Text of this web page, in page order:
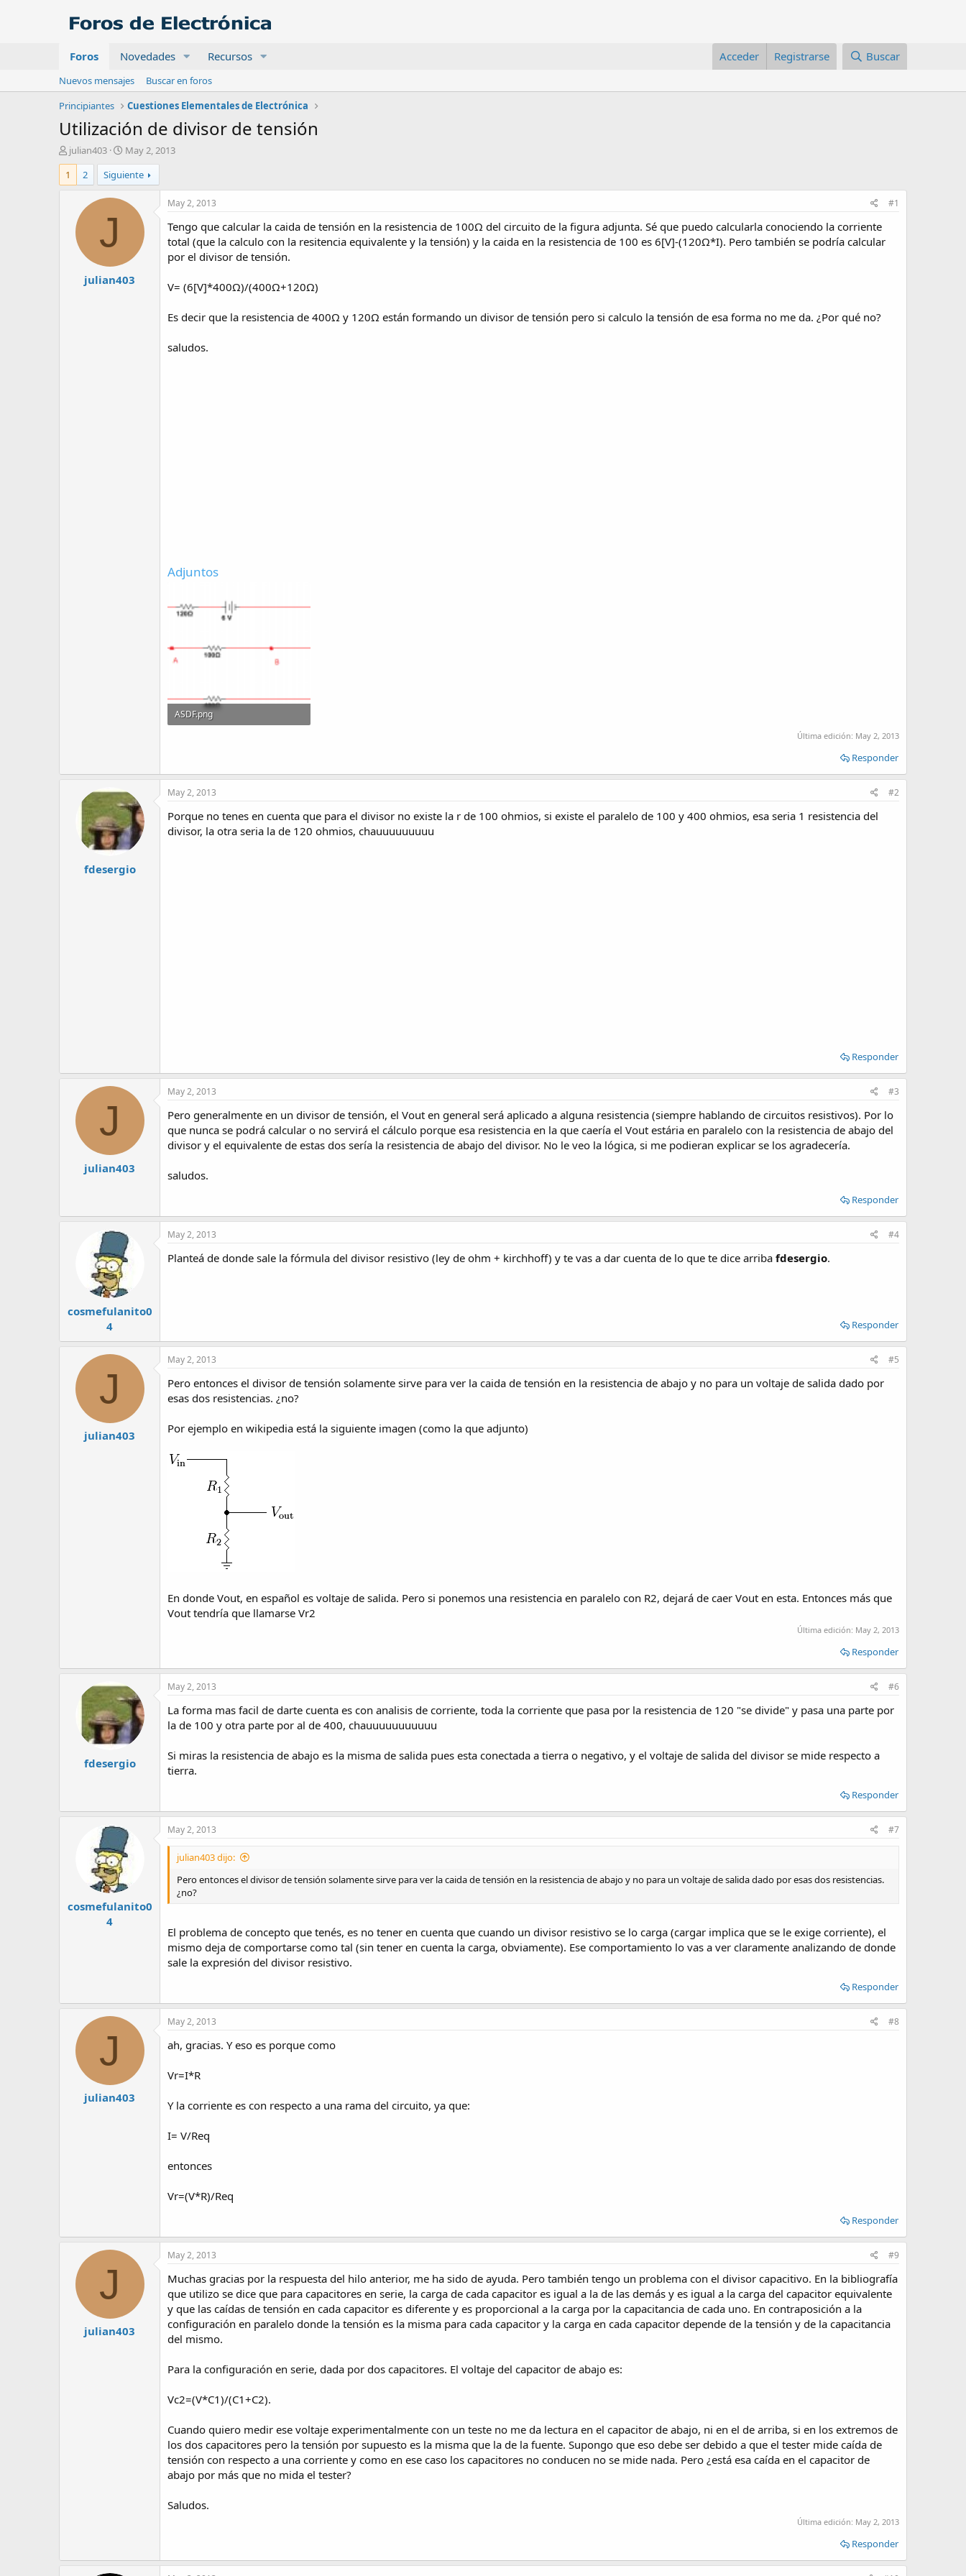
Foros Novedades Recursos Acceder Registrarse Buscar
Nuevos mensajes
Buscar en foros
Principiantes
Cuestiones Elementales de Electrónica
Utilización de divisor de tensión
A
u
t
o
julian403
F
e
c
h
a
i
c
May 2, 2013
1
2 Siguiente
J
julian403
May 2, 2013 #1
Tengo que calcular la caida de tensión en la resistencia de 100Ω del circuito de la figura adjunta. Sé que puedo calcularla conociendo la corriente
total (que la calculo con la resitencia equivalente y la tensión) y la caida en la resistencia de 100 es 6[V]-(120Ω*I). Pero también se podría calcular
por el divisor de tensión.
V= (6[V]*400Ω)/(400Ω+120Ω)
Es decir que la resistencia de 400Ω y 120Ω están formando un divisor de tensión pero si calculo la tensión de esa forma no me da. ¿Por qué no?
saludos.
Adjuntos
ASDF.png
Última edición: May 2, 2013
Responder
fdesergio
May 2, 2013 #2
Porque no tenes en cuenta que para el divisor no existe la r de 100 ohmios, si existe el paralelo de 100 y 400 ohmios, esa seria 1 resistencia del
divisor, la otra seria la de 120 ohmios, chauuuuuuuuu
Responder
J
julian403
May 2, 2013 #3
Pero generalmente en un divisor de tensión, el Vout en general será aplicado a alguna resistencia (siempre hablando de circuitos resistivos). Por lo
que nunca se podrá calcular o no servirá el cálculo porque esa resistencia en la que caería el Vout estária en paralelo con la resistencia de abajo del
divisor y el equivalente de estas dos sería la resistencia de abajo del divisor. No le veo la lógica, si me podieran explicar se los agradecería.
saludos.
Responder
cosmefulanito0
4
May 2, 2013 #4
Planteá de donde sale la fórmula del divisor resistivo (ley de ohm + kirchhoff) y te vas a dar cuenta de lo que te dice arriba fdesergio.
Responder
J
julian403
May 2, 2013 #5
Pero entonces el divisor de tensión solamente sirve para ver la caida de tensión en la resistencia de abajo y no para un voltaje de salida dado por
esas dos resistencias. ¿no?
Por ejemplo en wikipedia está la siguiente imagen (como la que adjunto)
En donde Vout, en español es voltaje de salida. Pero si ponemos una resistencia en paralelo con R2, dejará de caer Vout en esta. Entonces más que
Vout tendría que llamarse Vr2
Última edición: May 2, 2013
Responder
fdesergio
May 2, 2013 #6
La forma mas facil de darte cuenta es con analisis de corriente, toda la corriente que pasa por la resistencia de 120 "se divide" y pasa una parte por
la de 100 y otra parte por al de 400, chauuuuuuuuuuu
Si miras la resistencia de abajo es la misma de salida pues esta conectada a tierra o negativo, y el voltaje de salida del divisor se mide respecto a
tierra.
Responder
cosmefulanito0
4
May 2, 2013 #7
julian403 dijo:
Pero entonces el divisor de tensión solamente sirve para ver la caida de tensión en la resistencia de abajo y no para un voltaje de salida dado por esas dos resistencias.
¿no?
El problema de concepto que tenés, es no tener en cuenta que cuando un divisor resistivo se lo carga (cargar implica que se le exige corriente), el
mismo deja de comportarse como tal (sin tener en cuenta la carga, obviamente). Ese comportamiento lo vas a ver claramente analizando de donde
sale la expresión del divisor resistivo.
Responder
J
julian403
May 2, 2013 #8
ah, gracias. Y eso es porque como
Vr=I*R
Y la corriente es con respecto a una rama del circuito, ya que:
I= V/Req
entonces
Vr=(V*R)/Req
Responder
J
julian403
May 2, 2013 #9
Muchas gracias por la respuesta del hilo anterior, me ha sido de ayuda. Pero también tengo un problema con el divisor capacitivo. En la bibliografía
que utilizo se dice que para capacitores en serie, la carga de cada capacitor es igual a la de las demás y es igual a la carga del capacitor equivalente
y que las caídas de tensión en cada capacitor es diferente y es proporcional a la carga por la capacitancia de cada uno. En contraposición a la
configuración en paralelo donde la tensión es la misma para cada capacitor y la carga en cada capacitor depende de la tensión y de la capacitancia
del mismo.
Para la configuración en serie, dada por dos capacitores. El voltaje del capacitor de abajo es:
Vc2=(V*C1)/(C1+C2).
Cuando quiero medir ese voltaje experimentalmente con un teste no me da lectura en el capacitor de abajo, ni en el de arriba, si en los extremos de
los dos capacitores pero la tensión por supuesto es la misma que la de la fuente. Supongo que eso debe ser debido a que el tester mide caída de
tensión con respecto a una corriente y como en ese caso los capacitores no conducen no se mide nada. Pero ¿está esa caída en el capacitor de
abajo por más que no mida el tester?
Saludos.
Última edición: May 2, 2013
Responder